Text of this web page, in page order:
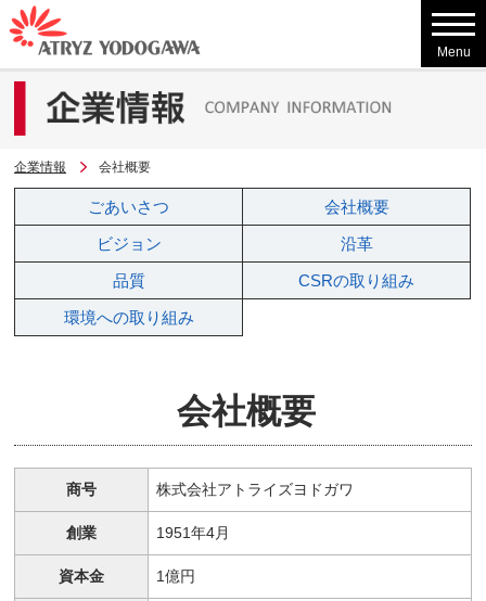
Menu
企業情報 会社概要
ごあいさつ
会社概要
ビジョン
沿革
品質
CSRの取り組み
環境への取り組み
会社概要
商号 株式会社アトライズヨドガワ
創業 1951年4月
資本金 1億円